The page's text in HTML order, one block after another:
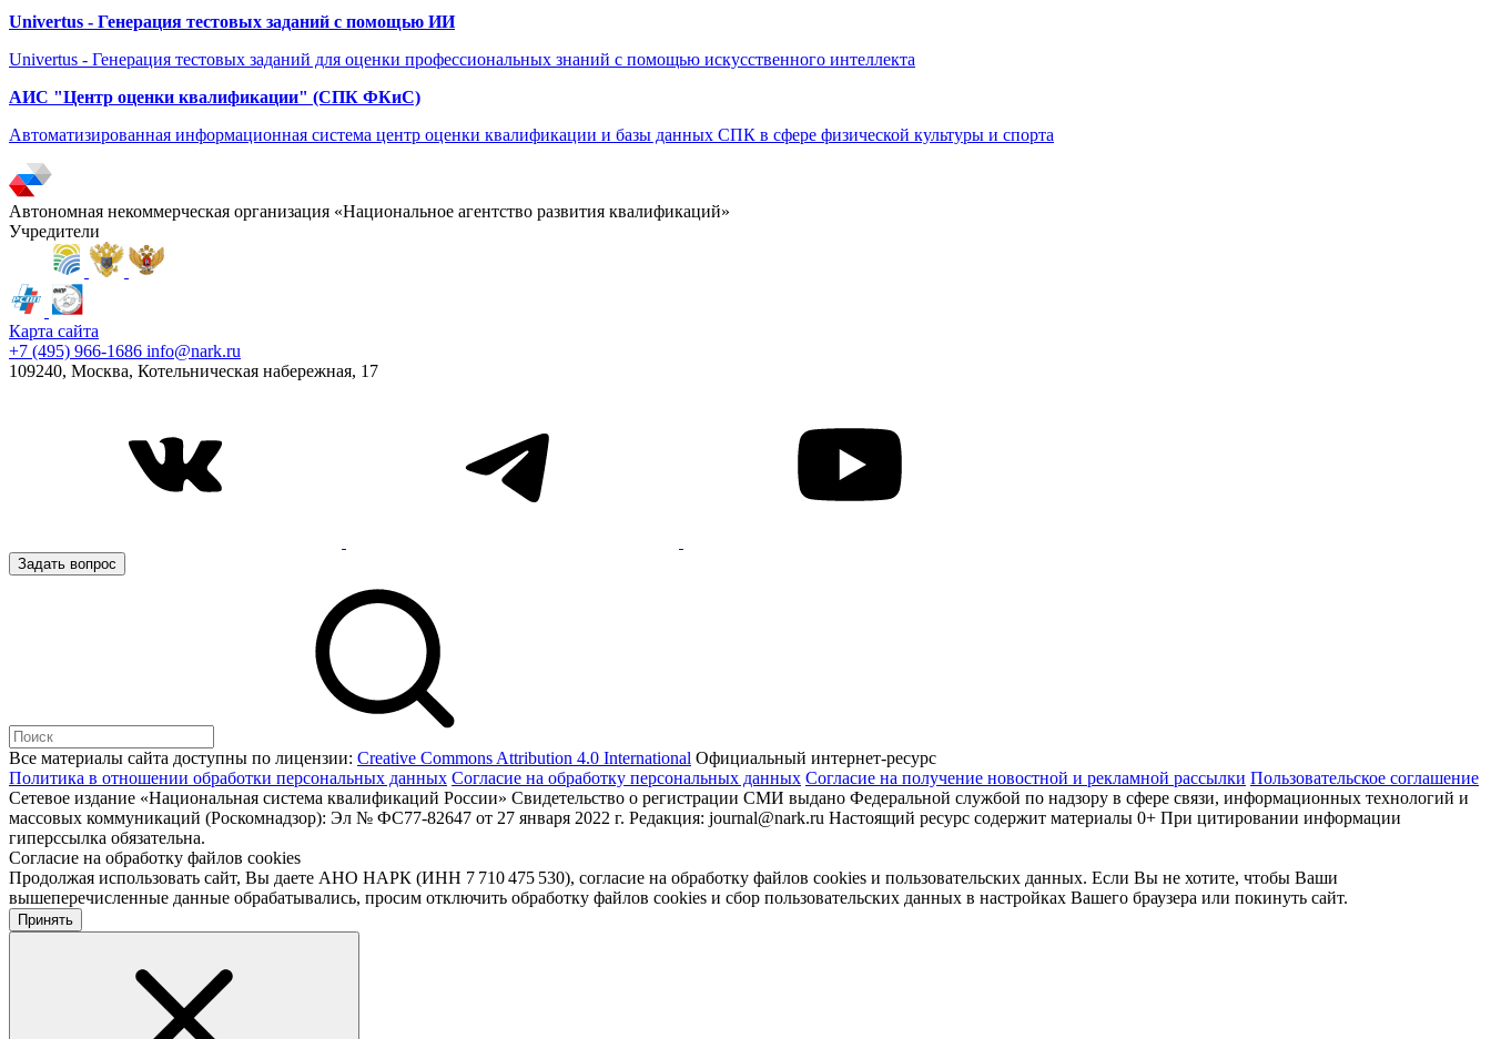
Univertus - Генерация тестовых заданий с помощью ИИ
Univertus - Генерация тестовых заданий для оценки профессиональных знаний с помощью искусственного интеллекта
АИС "Центр оценки квалификации" (СПК ФКиС)
Автоматизированная информационная система центр оценки квалификации и базы данных СПК в сфере физической культуры и спорта
Автономная некоммерческая организация «Национальное агентство развития квалификаций»
Учредители
Карта сайта
+7 (495) 966-1686 info@nark.ru
109240, Москва, Котельническая набережная, 17
Задать вопрос
Все материалы сайта доступны по лицензии: Creative Commons Attribution 4.0 International Официальный интернет-ресурс
Политика в отношении обработки персональных данных Согласие на обработку персональных данных Согласие на получение новостной и рекламной рассылки Пользовательское соглашение
Сетевое издание «Национальная система квалификаций России» Свидетельство о регистрации СМИ выдано Федеральной службой по надзору в сфере связи, информационных технологий и
массовых коммуникаций (Роскомнадзор): Эл № ФС77-82647 от 27 января 2022 г. Редакция: journal@nark.ru Настоящий ресурс содержит материалы 0+ При цитировании информации
гиперссылка обязательна.
Согласие на обработку файлов cookies
Продолжая использовать сайт, Вы даете АНО НАРК (ИНН 7 710 475 530), согласие на обработку файлов cookies и пользовательских данных. Если Вы не хотите, чтобы Ваши
вышеперечисленные данные обрабатывались, просим отключить обработку файлов cookies и сбор пользовательских данных в настройках Вашего браузера или покинуть сайт.
Принять